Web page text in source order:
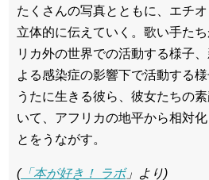
たくさんの写真とともに、エチ
立体的に伝えていく。歌い手た
リカ外の世界での活動する様子
よる感染症の影響下で活動する様
うたに生きる彼ら、彼女たちの
いて、アフリカの地平から相対
とをうながす。
(「本が好き！ ラボ」より)